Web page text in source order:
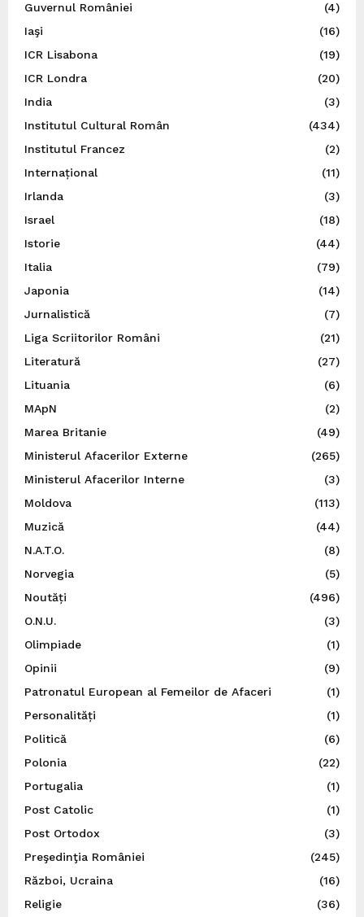
Guvernul României
(4)
Iaşi
(16)
ICR Lisabona
(19)
ICR Londra
(20)
India
(3)
Institutul Cultural Român
(434)
Institutul Francez
(2)
Internațional
(11)
Irlanda
(3)
Israel
(18)
Istorie
(44)
Italia
(79)
Japonia
(14)
Jurnalistică
(7)
Liga Scriitorilor Români
(21)
Literatură
(27)
Lituania
(6)
MApN
(2)
Marea Britanie
(49)
Ministerul Afacerilor Externe
(265)
Ministerul Afacerilor Interne
(3)
Moldova
(113)
Muzică
(44)
N.A.T.O.
(8)
Norvegia
(5)
Noutăți
(496)
O.N.U.
(3)
Olimpiade
(1)
Opinii
(9)
Patronatul European al Femeilor de Afaceri
(1)
Personalități
(1)
Politică
(6)
Polonia
(22)
Portugalia
(1)
Post Catolic
(1)
Post Ortodox
(3)
Preşedinţia României
(245)
Război, Ucraina
(16)
Religie
(36)